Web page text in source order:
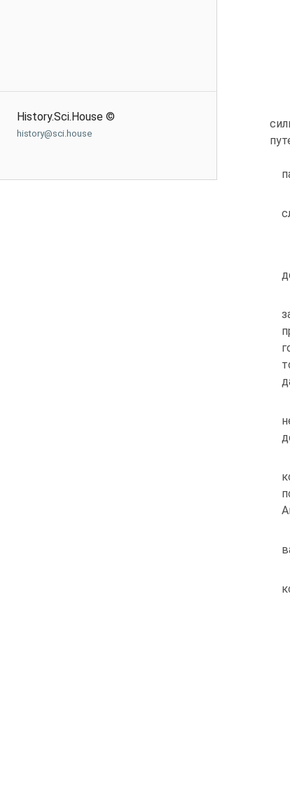
History.Sci.House ©
history@sci.house